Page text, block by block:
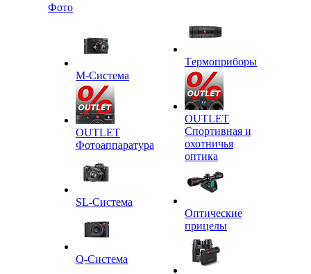
Фото
M-Система
OUTLET
Фотоаппаратура
SL-Система
Q-Cистема
Tермоприборы
OUTLET
Спортивная и
охотничья
оптика
Оптические
прицелы